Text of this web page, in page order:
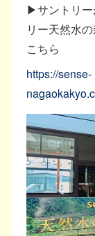
▶サントリー
リー天然水
こちら
https://sense-